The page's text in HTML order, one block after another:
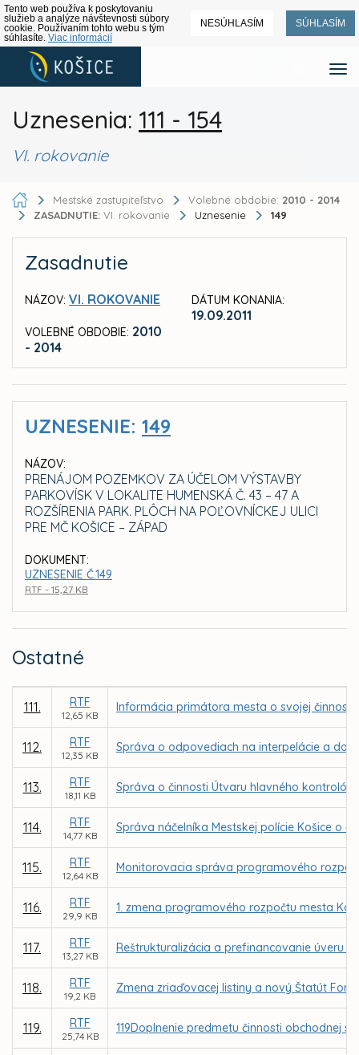
Tento web používa k poskytovaniu
služieb a analýze návštevnosti súbory
cookie. Používaním tohto webu s tým
súhlasíte. Viac informácií
NESÚHLASÍM SÚHLASÍM
Uznesenia: 111 - 154
VI. rokovanie
Mestské zastupiteľstvo Volebné obdobie: 2010 - 2014
ZASADNUTIE: VI. rokovanie Uznesenie 149
Zasadnutie
NÁZOV: VI. ROKOVANIE
VOLEBNÉ OBDOBIE: 2010
- 2014
DÁTUM KONANIA:
19.09.2011
UZNESENIE: 149
NÁZOV:
PRENÁJOM POZEMKOV ZA ÚČELOM VÝSTAVBY
PARKOVÍSK V LOKALITE HUMENSKÁ Č. 43 – 47 A
ROZŠÍRENIA PARK. PLÔCH NA POĽOVNÍCKEJ ULICI
PRE MČ KOŠICE – ZÁPAD
DOKUMENT:
UZNESENIE Č.149
RTF - 15,27 KB
Ostatné
111. RTF
12,65 KB
Informácia primátora mesta o svojej činnosti
112. RTF
12,35 KB
Správa o odpovediach na interpelácie a
113. RTF
18,11 KB
Správa o činnosti Útvaru hlavného kontrolóra
114. RTF
14,77 KB
Správa náčelníka Mestskej polície Košice o
115. RTF
12,64 KB
Monitorovacia správa programového
116. RTF
29,9 KB
1. zmena programového rozpočtu mesta
117. RTF
13,27 KB
Reštrukturalizácia a prefinancovanie úveru
118. RTF
19,2 KB
Zmena zriaďovacej listiny a nový Štatút
119. RTF
25,74 KB
119Doplnenie predmetu činnosti obchodnej